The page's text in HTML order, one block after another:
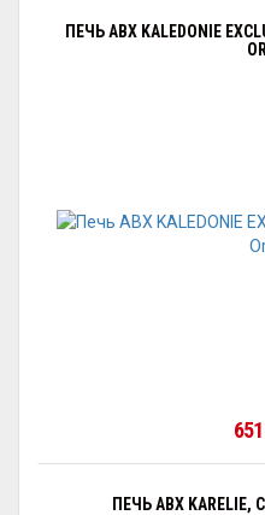
ПЕЧЬ ABX KALEDONIE
ПЕЧЬ ABX